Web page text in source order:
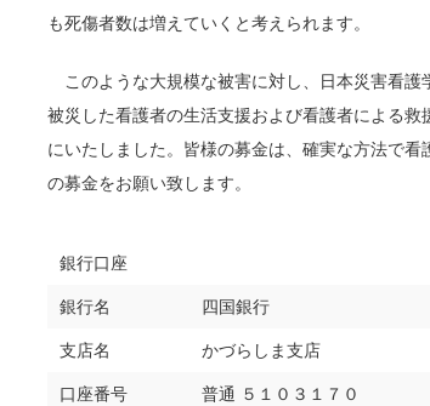
も死傷者数は増えていくと考えられます。
このような大規模な被害に対し、日本災害看護
被災した看護者の生活支援および看護者による
にいたしました。皆様の募金は、確実な方法で
の募金をお願い致します。
銀行口座
銀行名 四国銀行
支店名 かづらしま支店
口座番号 普通 ５１０３１７０